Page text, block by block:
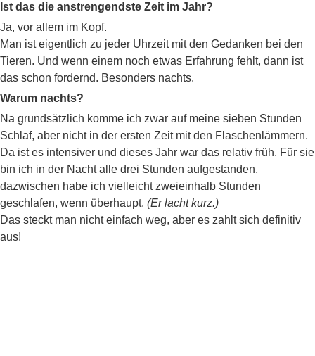
Ist das die anstrengendste Zeit im Jahr?
Ja, vor allem im Kopf.
Man ist eigentlich zu jeder Uhrzeit mit den Gedanken bei den
Tieren. Und wenn einem noch etwas Erfahrung fehlt, dann ist
das schon fordernd. Besonders nachts.
Warum nachts?
Na grundsätzlich komme ich zwar auf meine sieben Stunden
Schlaf, aber nicht in der ersten Zeit mit den Flaschenlämmern.
Da ist es intensiver und dieses Jahr war das relativ früh. Für sie
bin ich in der Nacht alle drei Stunden aufgestanden,
dazwischen habe ich vielleicht zweieinhalb Stunden
geschlafen, wenn überhaupt. (Er lacht kurz.)
Das steckt man nicht einfach weg, aber es zahlt sich definitiv
aus!